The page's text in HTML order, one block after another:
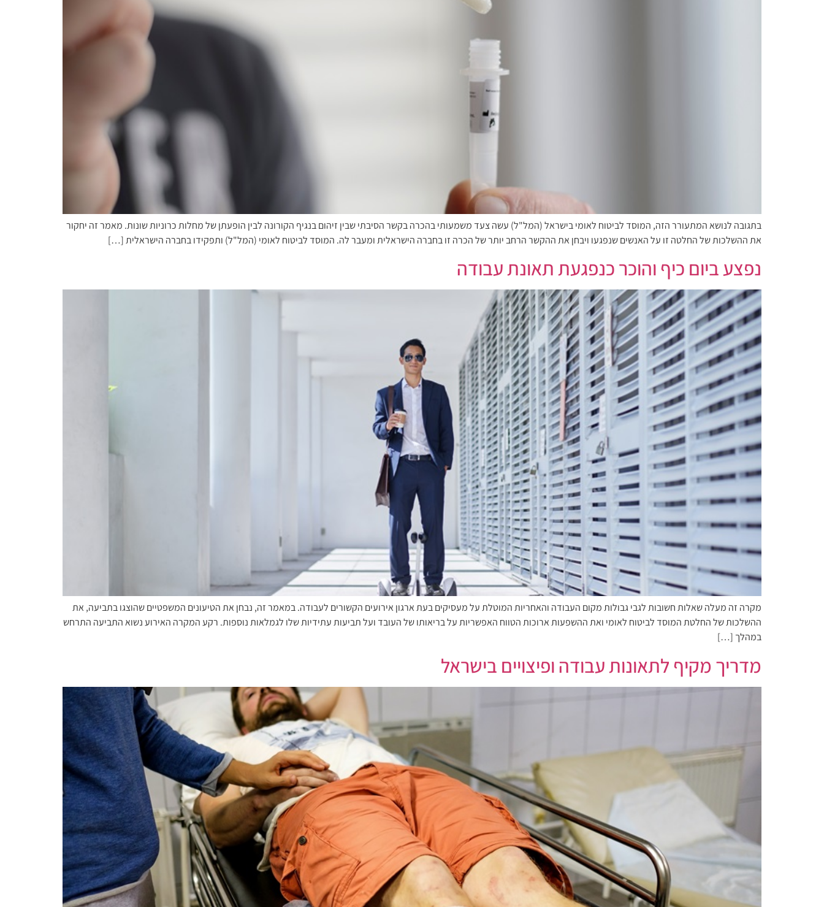
בתגובה לנושא המתעורר הזה, המוסד לביטוח לאומי בישראל (המל"ל) עשה צעד משמעותי בהכרה בקשר הסיבתי שבין זיהום בנגיף הקורונה לבין הופעתן של מחלות כרוניות שונות. מאמר זה יחקור
את ההשלכות של החלטה זו על האנשים שנפגעו ויבחן את ההקשר הרחב יותר של הכרה זו בחברה הישראלית ומעבר לה. המוסד לביטוח לאומי (המל"ל) ותפקידו בחברה הישראלית […]
נפצע ביום כיף והוכר כנפגעת תאונת עבודה
מקרה זה מעלה שאלות חשובות לגבי גבולות מקום העבודה והאחריות המוטלת על מעסיקים בעת ארגון אירועים הקשורים לעבודה. במאמר זה, נבחן את הטיעונים המשפטיים שהוצגו בתביעה, את
ההשלכות של החלטת המוסד לביטוח לאומי ואת ההשפעות ארוכות הטווח האפשריות על בריאותו של העובד ועל תביעות עתידיות שלו לגמלאות נוספות. רקע המקרה האירוע נשוא התביעה התרחש
במהלך […]
מדריך מקיף לתאונות עבודה ופיצויים בישראל